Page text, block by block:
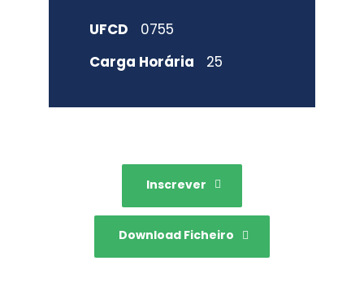
UFCD
0755
Carga Horária
25
Inscrever
Download Ficheiro